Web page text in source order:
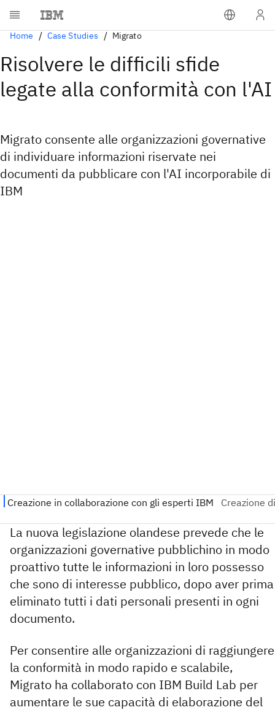
Home Case Studies Migrato
Risolvere le difficili sfide
legate alla conformità con l'AI
Migrato consente alle organizzazioni governative
di individuare informazioni riservate nei
documenti da pubblicare con l'AI incorporabile di
IBM
La nuova legislazione olandese prevede che le
organizzazioni governative pubblichino in modo
proattivo tutte le informazioni in loro possesso
che sono di interesse pubblico, dopo aver prima
eliminato tutti i dati personali presenti in ogni
documento.
Per consentire alle organizzazioni di raggiungere
la conformità in modo rapido e scalabile,
Migrato ha collaborato con IBM Build Lab per
aumentare le sue capacità di elaborazione del